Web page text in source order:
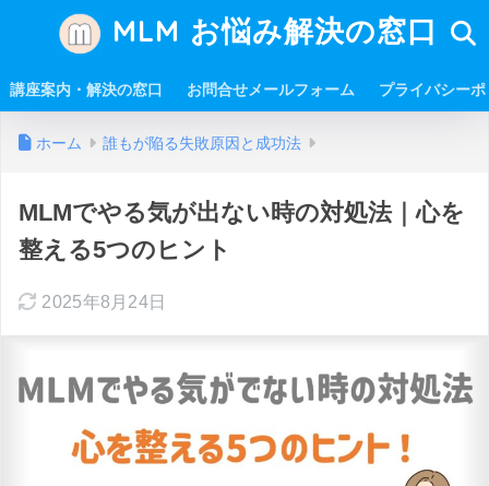
MLM お悩み解決の窓口
講座案内・解決の窓口 お問合せメールフォーム プライバシー
ホーム 誰もが陥る失敗原因と成功法
MLMでやる気が出ない時の対処法｜心を
整える5つのヒント
2025年8月24日